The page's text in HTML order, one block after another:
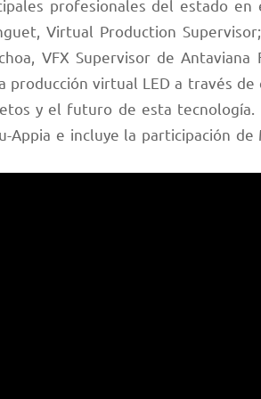
profesionales del estado
Virtual Production
VFX Supervisor de Antaviana
virtual LED a través de
y el futuro de esta tecnología.
Appia e incluye la participación de